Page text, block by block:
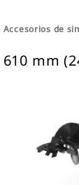
Accesorios de
610 mm